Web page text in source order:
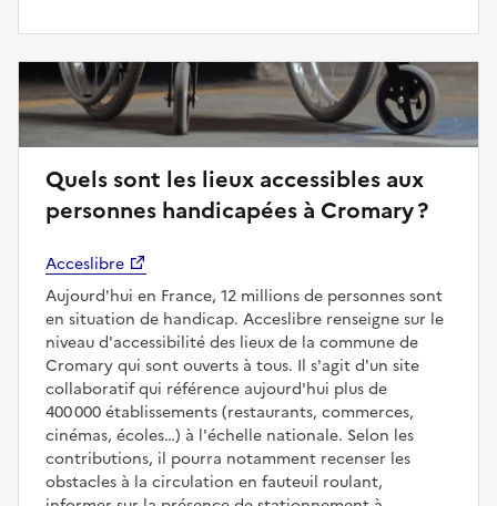
Quels sont les lieux accessibles aux
personnes handicapées à Cromary ?
Acceslibre
Aujourd'hui en France, 12 millions de personnes sont
en situation de handicap. Acceslibre renseigne sur le
niveau d'accessibilité des lieux de la commune de
Cromary qui sont ouverts à tous. Il s'agit d'un site
collaboratif qui référence aujourd'hui plus de
400 000 établissements (restaurants, commerces,
cinémas, écoles…) à l'échelle nationale. Selon les
contributions, il pourra notamment recenser les
obstacles à la circulation en fauteuil roulant,